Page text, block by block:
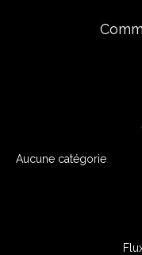
Aucune catégorie